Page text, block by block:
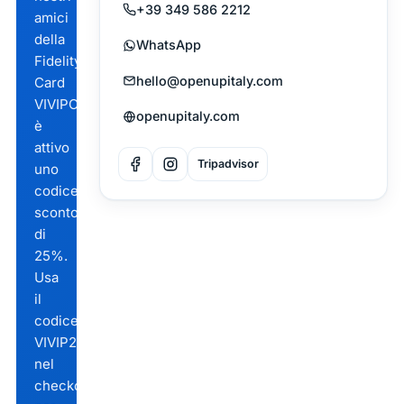
amici
della
Fidelity
Card
VIVIPONZA,
è
attivo
uno
codice
sconto
di
25%.
Usa
il
codice
VIVIP2026
nel
checkout
+39 349 586 2212
WhatsApp
hello@openupitaly.com
openupitaly.com
Tripadvisor